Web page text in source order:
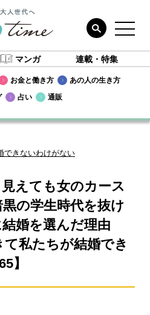
マンガ 連載・特集
お金と働き方
あの人の生き方
占い 通販
できないわけがない
見えても女のカース
の学生時代を抜け
婚を選んだ理由
て私たちが結婚でき
】